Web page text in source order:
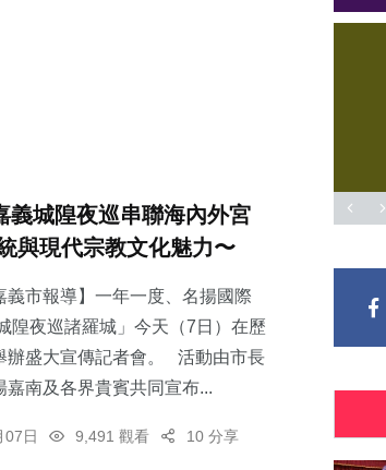
義城隍夜巡串聯海內外宮
與現代宗教文化魅力〜
義市報導】一年一度、名揚國際
隍夜巡諸羅城」今天（7日）在歷
辦盛大宣傳記者會。 活動由市長
南及各界貴賓共同宣布...
07日 9,491 觀看 10 分享